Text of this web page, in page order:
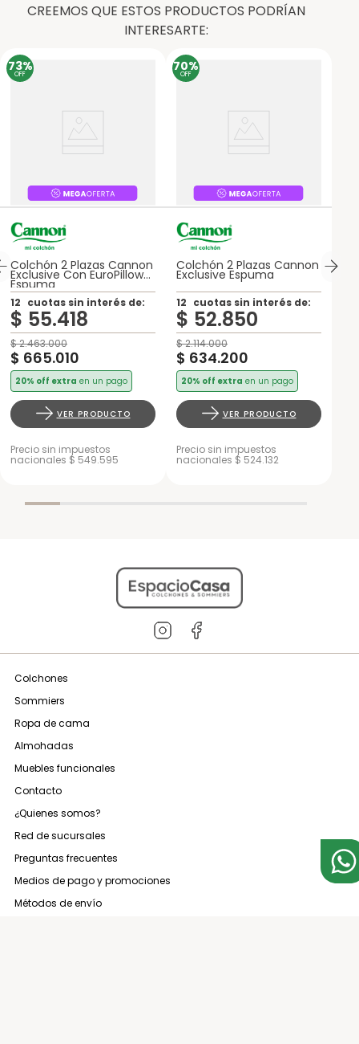
CREEMOS QUE ESTOS PRODUCTOS PODRÍAN
INTERESARTE:
73%
OFF
Colchón 2 Plazas Cannon
Exclusive Con EuroPillow
Espuma
12 cuotas sin interés de:
$ 55.418
$2.463.000
$ 665.010
20% off extra en un pago
VER PRODUCTO
Precio sin impuestos
nacionales $ 549.595
70%
OFF
Colchón 2 Plazas Cannon
Exclusive Espuma
12 cuotas sin interés de:
$ 52.850
$2.114.000
$ 634.200
20% off extra en un pago
VER PRODUCTO
Precio sin impuestos
nacionales $ 524.132
Colchones
Sommiers
Ropa de cama
Almohadas
Muebles funcionales
Contacto
¿Quienes somos?
Red de sucursales
Preguntas frecuentes
Medios de pago y promociones
Métodos de envío